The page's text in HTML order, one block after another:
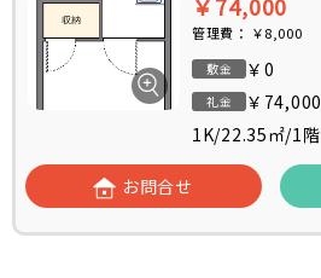
管理費： ￥8,000
敷金 ￥0
礼金
￥74,000
1K/22.35㎡/1階
お問合せ